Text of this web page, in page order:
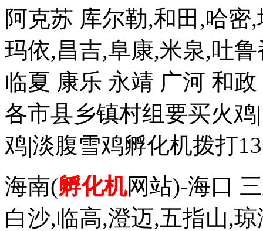
阿克苏 库尔勒,和田,哈密
玛依,昌吉,阜康,米泉,吐
临夏 康乐 永靖 广河 和
各市县乡镇村组要买火
鸡|淡腹雪鸡孵化机拨打
海南(孵化机网站)-海口
白沙,临高,澄迈,五指山,